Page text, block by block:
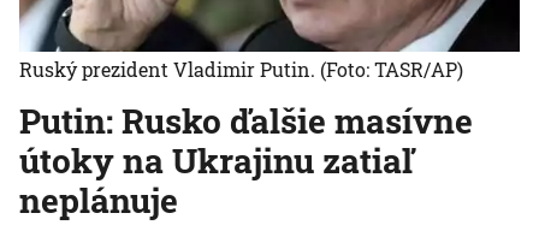
Putin: Rusko ďalšie masívne
útoky na Ukrajinu zatiaľ
neplánuje
Ruský prezident Vladimir Putin. (Foto: TASR/AP)